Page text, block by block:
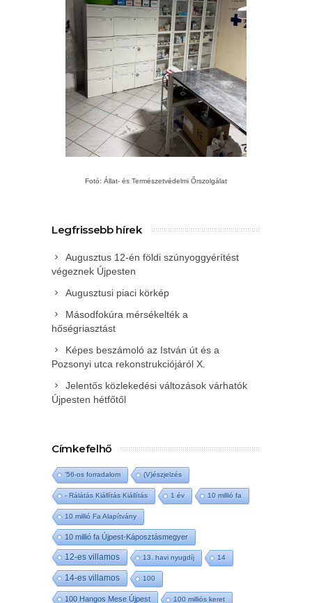
Fotó: Állat- és Természetvédelmi Őrszolgálat
Legfrissebb hírek
Augusztus 12-én földi szúnyoggyérítést
végeznek Újpesten
Augusztusi piaci körkép
Másodfokúra mérsékelték a
hőségriasztást
Képes beszámoló az István út és a
Pozsonyi utca rekonstrukciójáról X.
Jelentős közlekedési változások várhatók
Újpesten hétfőtől
Címkefelhő
'56-os forradalom (V)észjelzés
- Rálátás Kiállítás Kiállítás 1 év 10 millió fa
10 millió Fa Alapítvány
10 millió fa Újpest-Káposztásmegyer
12-es villamos 13. havi nyugdíj 14
14-es villamos 100
100 Hangos Mese Újpest 100 milliós keret